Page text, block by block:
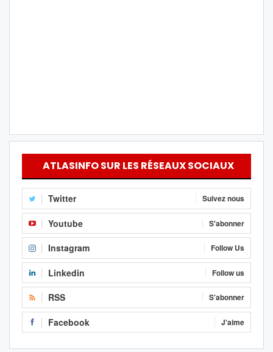
ATLASINFO SUR LES RÉSEAUX SOCIAUX
Twitter Suivez nous
Youtube S'abonner
Instagram Follow Us
Linkedin Follow us
RSS S'abonner
Facebook J'aime